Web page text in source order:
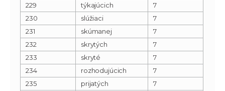
229
týkajúcich
7
230
slúžiaci
7
231
skúmanej
7
232
skrytých
7
233
skryté
7
234
rozhodujúcich
7
235
prijatých
7